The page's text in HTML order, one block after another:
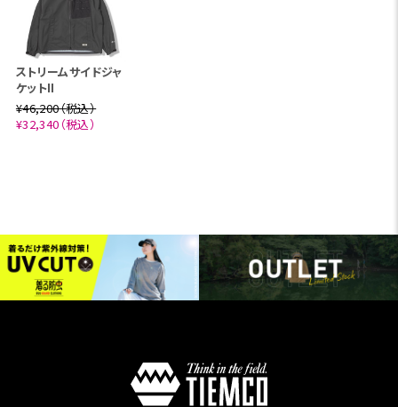
ストリームサイドジャ
ケットII
¥46,200（税込）
¥32,340（税込）